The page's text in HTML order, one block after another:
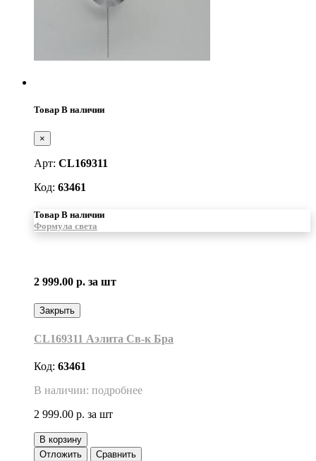
Товар В наличии
×
Арт: CL169311
Код: 63461
Товар В наличии
Формула света
2 999.00 р. за шт
Закрыть
CL169311 Аэлита Св-к Бра
Код: 63461
В наличии: подробнее
2 999.00 р. за шт
В корзину
Отложить
Сравнить